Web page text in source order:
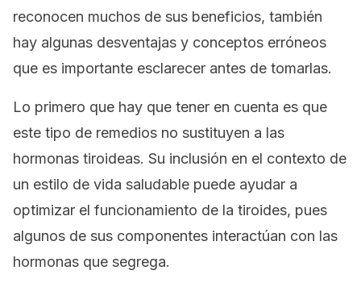
reconocen muchos de sus beneficios, también
hay algunas desventajas y conceptos erróneos
que es importante esclarecer antes de tomarlas.
Lo primero que hay que tener en cuenta es que
este tipo de remedios no sustituyen a las
hormonas tiroideas. Su inclusión en el contexto de
un estilo de vida saludable puede ayudar a
optimizar el funcionamiento de la tiroides, pues
algunos de sus componentes interactúan con las
hormonas que segrega.